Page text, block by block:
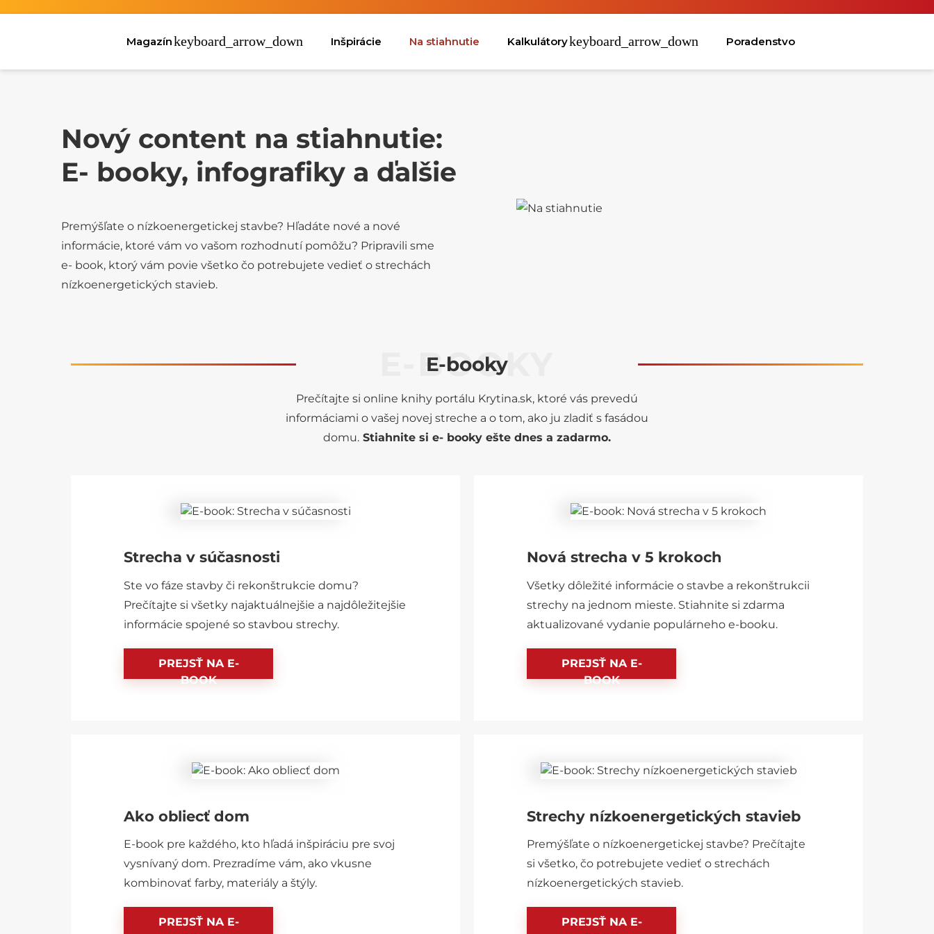
Magazín Inšpirácie Na stiahnutie Kalkulátory Poradenstvo
Nový content na stiahnutie:
E- booky, infografiky a ďalšie
Premýšľate o nízkoenergetickej stavbe? Hľadáte nové a nové
informácie, ktoré vám vo vašom rozhodnutí pomôžu? Pripravili sme
e- book, ktorý vám povie všetko čo potrebujete vedieť o strechách
nízkoenergetických stavieb.
E-BOOKY
E-booky
Prečítajte si online knihy portálu Krytina.sk, ktoré vás prevedú
informáciami o vašej novej streche a o tom, ako ju zladiť s fasádou
domu. Stiahnite si e- booky ešte dnes a zadarmo.
Strecha v súčasnosti
Ste vo fáze stavby či rekonštrukcie domu?
Prečítajte si všetky najaktuálnejšie a najdôležitejšie
informácie spojené so stavbou strechy.
PREJSŤ NA E-
BOOK
Nová strecha v 5 krokoch
Všetky dôležité informácie o stavbe a rekonštrukcii
strechy na jednom mieste. Stiahnite si zdarma
aktualizované vydanie populárneho e-booku.
PREJSŤ NA E-
BOOK
Ako obliecť dom
E-book pre každého, kto hľadá inšpiráciu pre svoj
vysnívaný dom. Prezradíme vám, ako vkusne
kombinovať farby, materiály a štýly.
PREJSŤ NA E-
Strechy nízkoenergetických stavieb
Premýšľate o nízkoenergetickej stavbe? Prečítajte
si všetko, čo potrebujete vedieť o strechách
nízkoenergetických stavieb.
PREJSŤ NA E-